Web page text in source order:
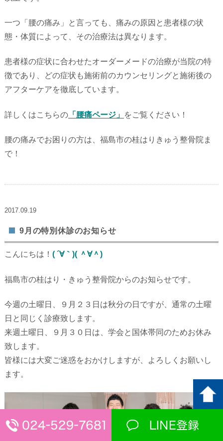
一つ「腰の痛み」と言っても、痛みの原因と患者様の状
態・体質によって、その治療法は異なります。
患者様の症状に合わせたオーダーメードの治療が当院の特
徴であり、どの症状も施術前のカウンセリングと施術後の
アフターケアを徹底しています。
詳しくはこちらの「腰痛ページ」 をご覧ください！
腰の痛みでお困りの方は、福島市の桂はりきゅう整骨院ま
で！
2017.09.19
9月の特別休診のお知らせ
こんにちは！ ( ´∀｀)( ＾∀＾)
福島市の桂はり・きゅう整骨院からのお知らせです。
今週の土曜日、９月２３日は秋分の日ですが、通常の土曜
日と同じく診療致します。
来週土曜日、９月３０日は、学会と国体帯同のためお休み
致します。
皆様には大変ご迷惑をおかけしますが、よろしくお願いし
ます。